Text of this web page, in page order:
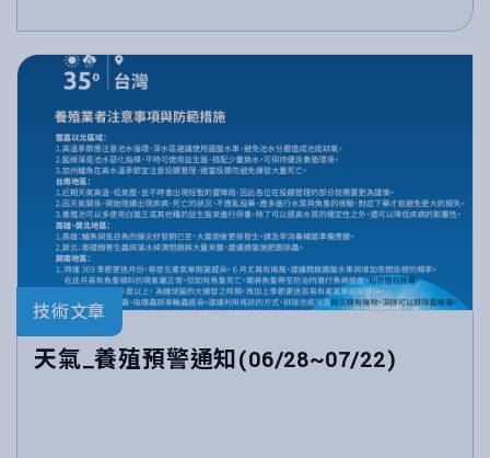
技術文章
天氣_養殖預警通知(06/28~07/22)